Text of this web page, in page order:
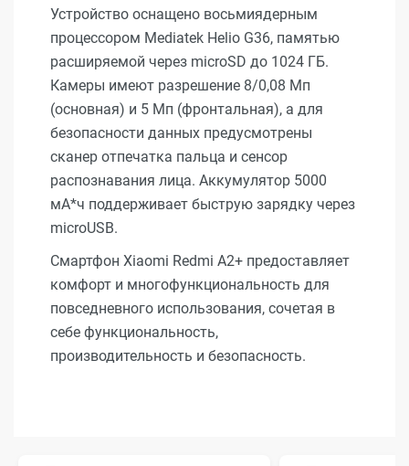
Устройство оснащено восьмиядерным
процессором Mediatek Helio G36, памятью
расширяемой через microSD до 1024 ГБ.
Камеры имеют разрешение 8/0,08 Мп
(основная) и 5 Мп (фронтальная), а для
безопасности данных предусмотрены
сканер отпечатка пальца и сенсор
распознавания лица. Аккумулятор 5000
мА*ч поддерживает быструю зарядку через
microUSB.
Смартфон Xiaomi Redmi A2+ предоставляет
комфорт и многофункциональность для
повседневного использования, сочетая в
себе функциональность,
производительность и безопасность.